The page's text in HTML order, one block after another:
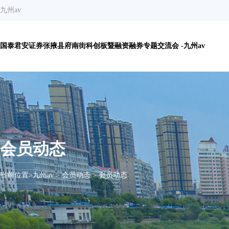
九州av
国泰君安证券张掖县府南街科创板暨融资融券专题交流会 -九州av
会员动态
当前位置>九州av>会员动态>会员动态